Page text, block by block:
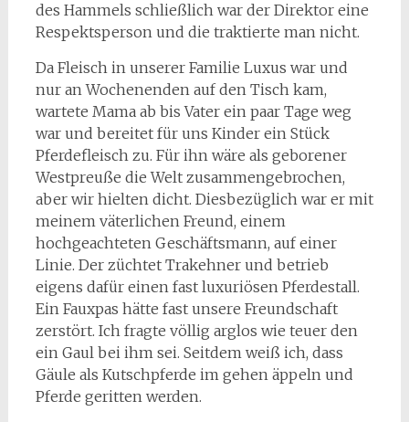
des Hammels schließlich war der Direktor eine
Respektsperson und die traktierte man nicht.
Da Fleisch in unserer Familie Luxus war und
nur an Wochenenden auf den Tisch kam,
wartete Mama ab bis Vater ein paar Tage weg
war und bereitet für uns Kinder ein Stück
Pferdefleisch zu. Für ihn wäre als geborener
Westpreuße die Welt zusammengebrochen,
aber wir hielten dicht. Diesbezüglich war er mit
meinem väterlichen Freund, einem
hochgeachteten Geschäftsmann, auf einer
Linie. Der züchtet Trakehner und betrieb
eigens dafür einen fast luxuriösen Pferdestall.
Ein Fauxpas hätte fast unsere Freundschaft
zerstört. Ich fragte völlig arglos wie teuer den
ein Gaul bei ihm sei. Seitdem weiß ich, dass
Gäule als Kutschpferde im gehen äppeln und
Pferde geritten werden.